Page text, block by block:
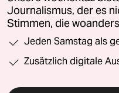
Journalismus, der es
Stimmen, die
Jeden Samstag als
Zusätzlich digitale